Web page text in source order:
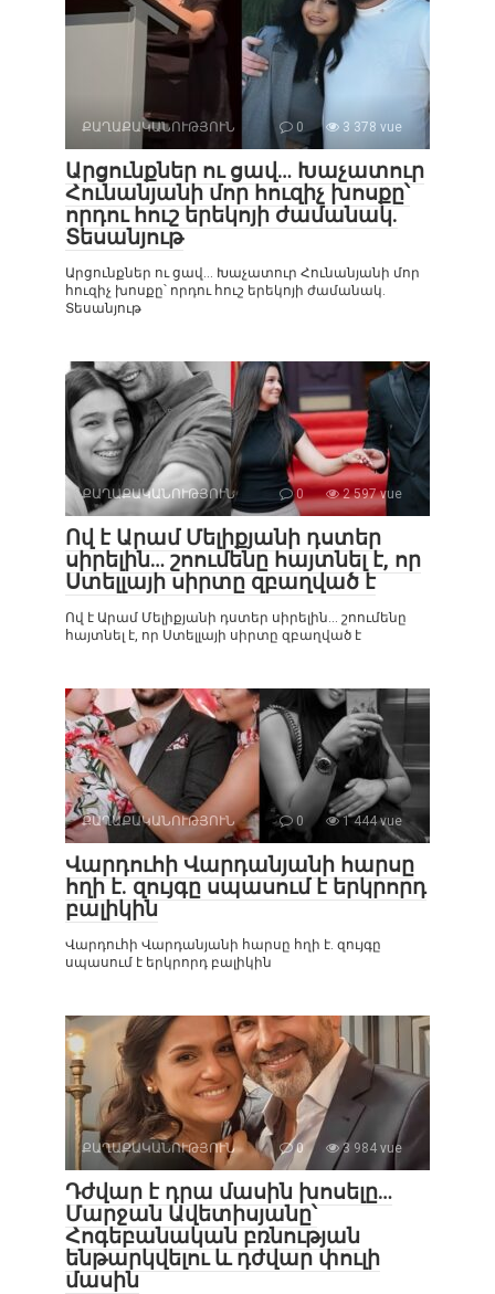
ՔԱՂԱՔԱԿԱՆՈՒԹՅՈՒՆ 0 3 378 vue
Արցունքներ ու ցավ… Խաչատուր
Հունանյանի մոր հուզիչ խոսքը՝
որդու հուշ երեկոյի ժամանակ.
Տեսանյութ
Արցունքներ ու ցավ… Խաչատուր Հունանյանի մոր
հուզիչ խոսքը՝ որդու հուշ երեկոյի ժամանակ.
Տեսանյութ
ՔԱՂԱՔԱԿԱՆՈՒԹՅՈՒՆ 0 2 597 vue
Ով է Արամ Մելիքյանի դստեր
սիրելին… շոումենը հայտնել է, որ
Ստելլայի սիրտը զբաղված է
Ով է Արամ Մելիքյանի դստեր սիրելին… շոումենը
հայտնել է, որ Ստելլայի սիրտը զբաղված է
ՔԱՂԱՔԱԿԱՆՈՒԹՅՈՒՆ 0 1 444 vue
Վարդուհի Վարդանյանի հարսը
հղի է. զույգը սպասում է երկրորդ
բալիկին
Վարդուհի Վարդանյանի հարսը հղի է. զույգը
սպասում է երկրորդ բալիկին
ՔԱՂԱՔԱԿԱՆՈՒԹՅՈՒՆ 0 3 984 vue
Դժվար է դրա մասին խոսելը…
Մարջան Ավետիսյանը՝
Հոգեբանական բռնության
ենթարկվելու և դժվար փուլի
մասին